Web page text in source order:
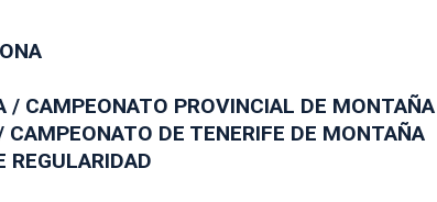
/ CAMPEONATO PROVINCIAL DE MONTAÑA
DE TENERIFE DE MONTAÑA
REGULARIDAD